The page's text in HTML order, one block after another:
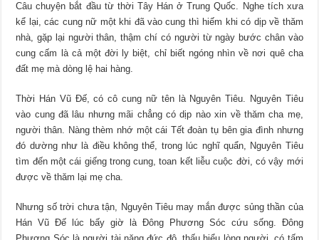
Câu chuyện bắt đầu từ thời Tây Hán ở Trung Quốc. Nghe tích xưa
kể lại, các cung nữ một khi đã vào cung thì hiếm khi có dịp về thăm
nhà, gặp lại người thân, thậm chí có người từ ngày bước chân vào
cung cấm là cả một đời ly biệt, chỉ biết ngóng nhìn về nơi quê cha
đất mẹ mà dòng lệ hai hàng.
Thời Hán Vũ Đế, có cô cung nữ tên là Nguyên Tiêu. Nguyên Tiêu
vào cung đã lâu nhưng mãi chẳng có dịp nào xin về thăm cha mẹ,
người thân. Nàng thèm nhớ một cái Tết đoàn tụ bên gia đình nhưng
đó dường như là điều không thể, trong lúc nghĩ quẩn, Nguyên Tiêu
tìm đến một cái giếng trong cung, toan kết liễu cuộc đời, có vậy mới
được về thăm lại mẹ cha.
Nhưng số trời chưa tận, Nguyên Tiêu may mắn được sủng thần của
Hán Vũ Đế lúc bấy giờ là Đông Phương Sóc cứu sống. Đông